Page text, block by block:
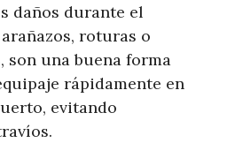
daños durante el
roturas o
son una buena forma
rápidamente en
evitando